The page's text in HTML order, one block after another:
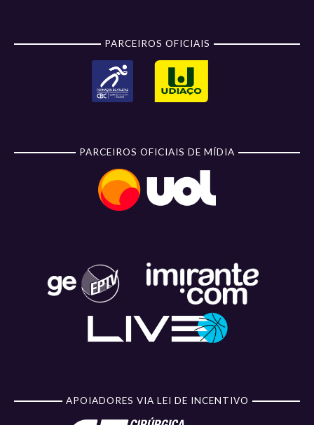
PARCEIROS OFICIAIS
PARCEIROS OFICIAIS DE MÍDIA
APOIADORES VIA LEI DE INCENTIVO